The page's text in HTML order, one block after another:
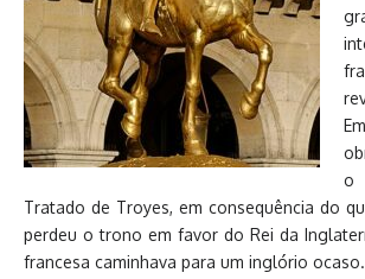
o
Tratado de Troyes, em consequência do
perdeu o trono em favor do Rei da
francesa caminhava para um inglório ocaso.